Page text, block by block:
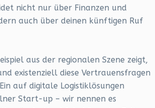
nicht nur über Finanzen und
auch über deinen künftigen Ruf
aus der regionalen Szene zeigt,
existenziell diese Vertrauensfragen
auf digitale Logistiklösungen
Start-up – wir nennen es